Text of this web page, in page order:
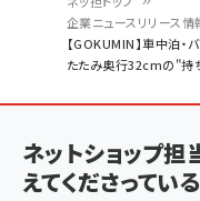
く
ず
企業ニュースリリース情
【GOKUMIN】車中泊
たたみ奥行32cmの"持
ネットショップ
えてくださってい